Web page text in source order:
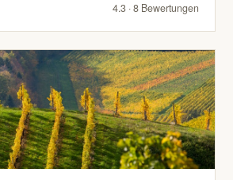
4.3 · 8 Bewertungen